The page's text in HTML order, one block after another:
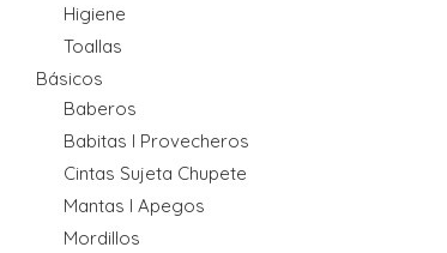
Higiene
Toallas
Básicos
Baberos
Babitas I Provecheros
Cintas Sujeta Chupete
Mantas I Apegos
Mordillos